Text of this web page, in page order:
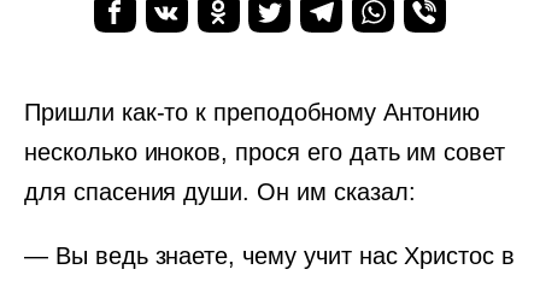
Пришли как-то к преподобному Антонию
несколько иноков, прося его дать им совет
для спасения души. Он им сказал:
— Вы ведь знаете, чему учит нас Христос в